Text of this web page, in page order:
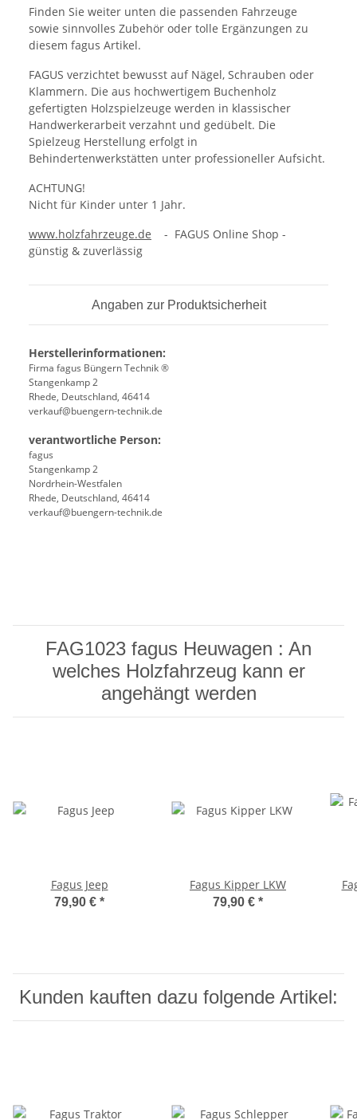
Finden Sie weiter unten die passenden Fahrzeuge
sowie sinnvolles Zubehör oder tolle Ergänzungen zu
diesem fagus Artikel.
FAGUS verzichtet bewusst auf Nägel, Schrauben oder
Klammern. Die aus hochwertigem Buchenholz
gefertigten Holzspielzeuge werden in klassischer
Handwerkerarbeit verzahnt und gedübelt. Die
Spielzeug Herstellung erfolgt in
Behindertenwerkstätten unter professioneller Aufsicht.
ACHTUNG!
Nicht für Kinder unter 1 Jahr.
www.holzfahrzeuge.de - FAGUS Online Shop -
günstig & zuverlässig
Angaben zur Produktsicherheit
Herstellerinformationen:
Firma fagus Büngern Technik ®
Stangenkamp 2
Rhede, Deutschland, 46414
verkauf@buengern-technik.de
verantwortliche Person:
fagus
Stangenkamp 2
Nordrhein-Westfalen
Rhede, Deutschland, 46414
verkauf@buengern-technik.de
FAG1023 fagus Heuwagen : An
welches Holzfahrzeug kann er
angehängt werden
Fagus Jeep
79,90 € *
Fagus Kipper LKW
79,90 € *
Kunden kauften dazu folgende Artikel: